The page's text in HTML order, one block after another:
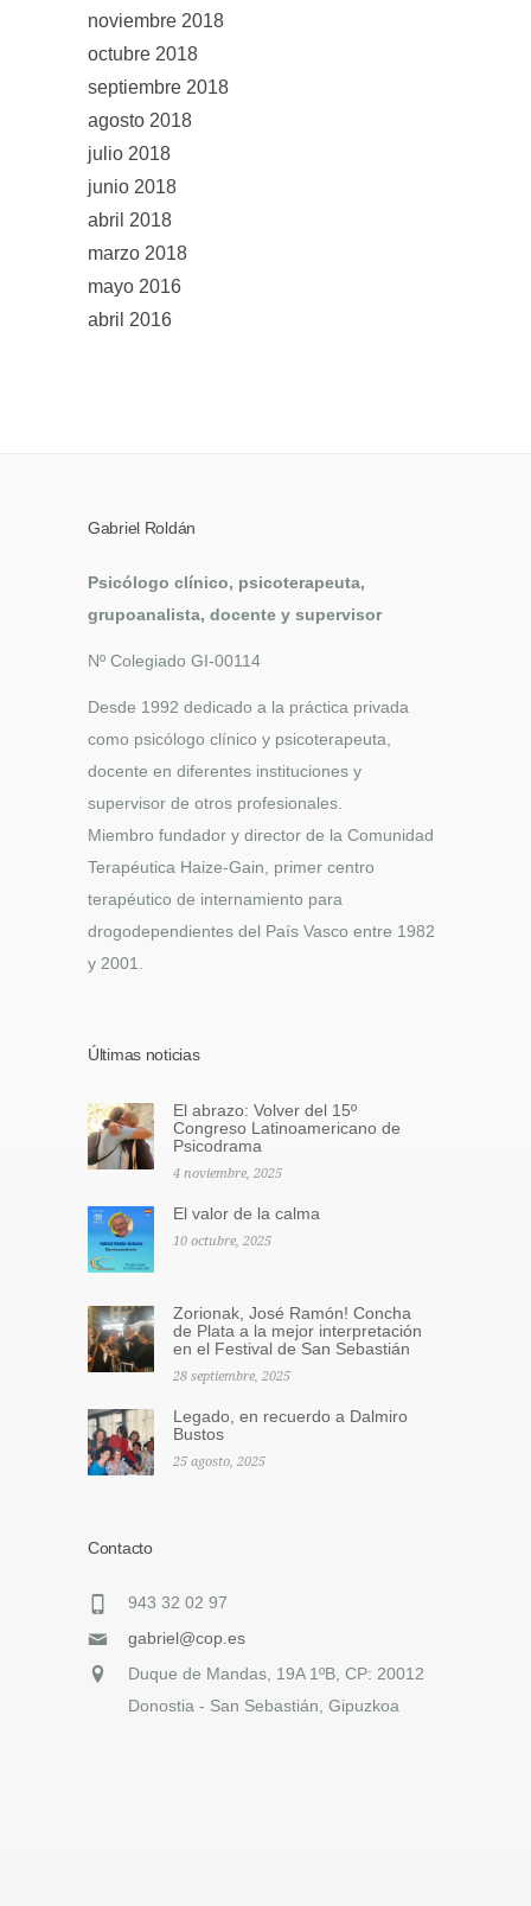
noviembre 2018
octubre 2018
septiembre 2018
agosto 2018
julio 2018
junio 2018
abril 2018
marzo 2018
mayo 2016
abril 2016
Gabriel Roldán
Psicólogo clínico, psicoterapeuta,
grupoanalista, docente y supervisor
Nº Colegiado GI-00114
Desde 1992 dedicado a la práctica privada
como psicólogo clínico y psicoterapeuta,
docente en diferentes instituciones y
supervisor de otros profesionales.
Miembro fundador y director de la Comunidad
Terapéutica Haize-Gain, primer centro
terapéutico de internamiento para
drogodependientes del País Vasco entre 1982
y 2001.
Últimas noticias
El abrazo: Volver del 15º
Congreso Latinoamericano de
Psicodrama
4 noviembre, 2025
El valor de la calma
10 octubre, 2025
Zorionak, José Ramón! Concha
de Plata a la mejor interpretación
en el Festival de San Sebastián
28 septiembre, 2025
Legado, en recuerdo a Dalmiro
Bustos
25 agosto, 2025
Contacto
943 32 02 97
gabriel@cop.es
Duque de Mandas, 19A 1ºB, CP: 20012
Donostia - San Sebastián, Gipuzkoa